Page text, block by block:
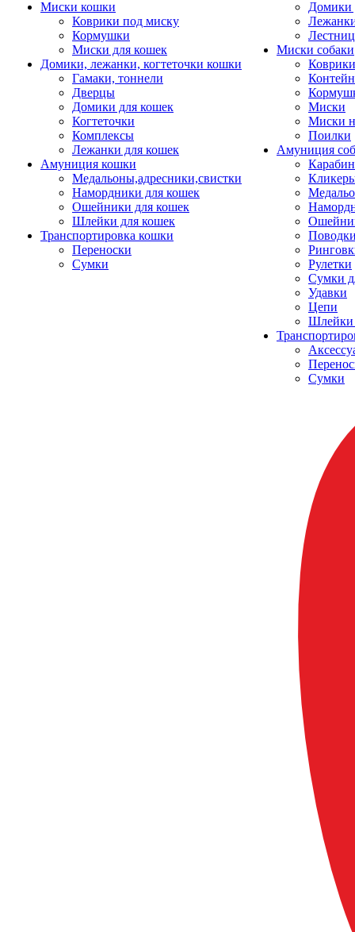
Миски кошки
Коврики под миску
Кормушки
Миски для кошек
Домики, лежанки, когтеточки кошки
Гамаки, тоннели
Дверцы
Домики для кошек
Когтеточки
Комплексы
Лежанки для кошек
Амуниция кошки
Медальоны,адресники,свистки
Намордники для кошек
Ошейники для кошек
Шлейки для кошек
Транспортировка кошки
Переноски
Сумки
Домики
Миски собаки
Миски
Миски
Поилки
Амуниция
Рулетки
Сумки
Удавки
Цепи
Шлейки
Сумки